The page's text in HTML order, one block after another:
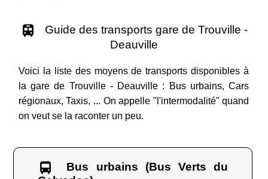
Guide des transports gare de Trouville -
Deauville
Voici la liste des moyens de transports disponibles à
la gare de Trouville - Deauville : Bus urbains, Cars
régionaux, Taxis, ... On appelle "l'intermodalité" quand
on veut se la raconter un peu.
Bus urbains (Bus Verts du